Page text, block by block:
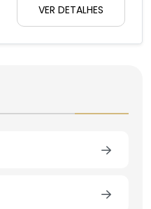
VER DETALHES